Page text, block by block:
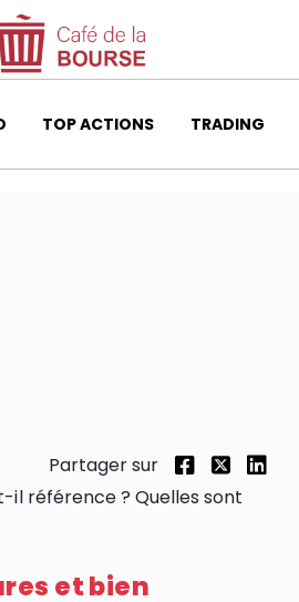
TOP ACTIONS TRADING
Partager sur
il référence ? Quelles sont
et bien